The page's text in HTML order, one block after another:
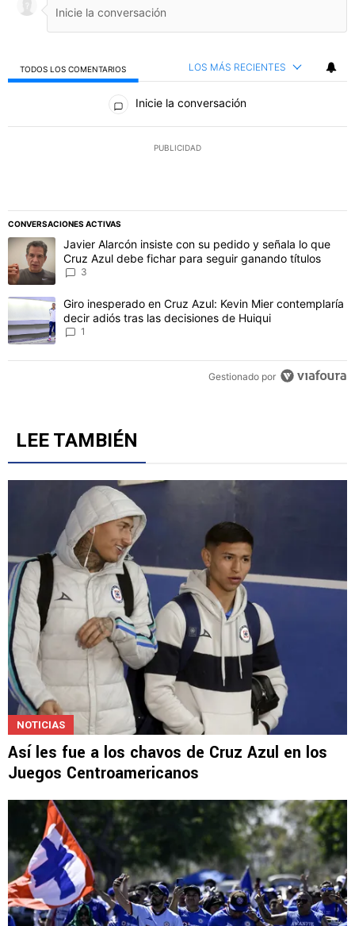
TODOS LOS COMENTARIOS LOS MÁS RECIENTES
Todos los comentarios
Inicie la conversación
PUBLICIDAD
CONVERSACIONES ACTIVAS
Este listado muestra los artículos con más comentarios en los
Un artículo de tendencia con el título "Javier Alarcón insiste con
Javier Alarcón insiste con su pedido y señala lo que
Cruz Azul debe fichar para seguir ganando títulos
3
Un artículo de tendencia con el título "Giro inesperado en Cruz
Giro inesperado en Cruz Azul: Kevin Mier contemplaría
decir adiós tras las decisiones de Huiqui
1
Gestionado por
LEE TAMBIÉN
NOTICIAS
Así les fue a los chavos de Cruz Azul en los
Juegos Centroamericanos